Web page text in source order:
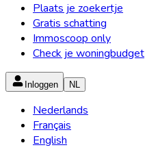
Plaats je zoekertje
Gratis schatting
Immoscoop only
Check je woningbudget
Inloggen NL
Nederlands
Français
English